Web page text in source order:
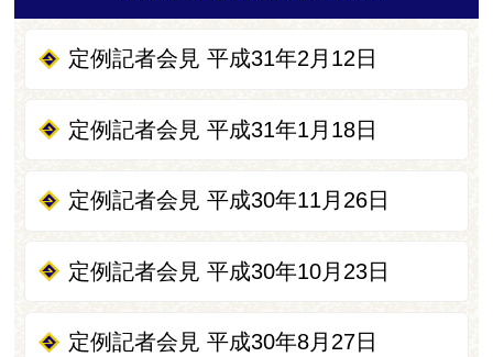
定例記者会見 平成31年2月12日
定例記者会見 平成31年1月18日
定例記者会見 平成30年11月26日
定例記者会見 平成30年10月23日
定例記者会見 平成30年8月27日